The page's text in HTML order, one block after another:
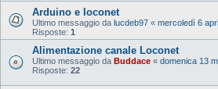
Arduino e loconet
Ultimo messaggio da lucdeb97 « mercoledì 6
Risposte: 1
Alimentazione canale Loconet
Ultimo messaggio da Buddace « domenica 13
Risposte: 22